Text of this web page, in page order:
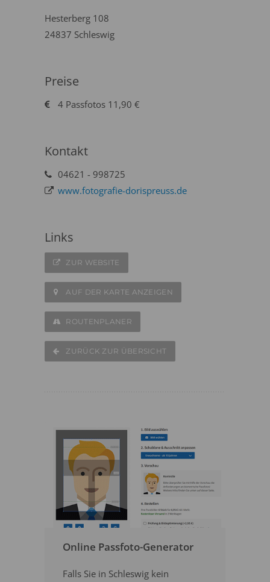
Hesterberg 108
24837 Schleswig
Preise
4 Passfotos 11,90 €
Kontakt
04621 - 998725
www.fotografie-dorispreuss.de
Links
ZUR WEBSITE
AUF DER KARTE ANZEIGEN
ROUTENPLANER
ZURÜCK ZUR ÜBERSICHT
Online Passfoto-Generator
Falls Sie in Schleswig kein